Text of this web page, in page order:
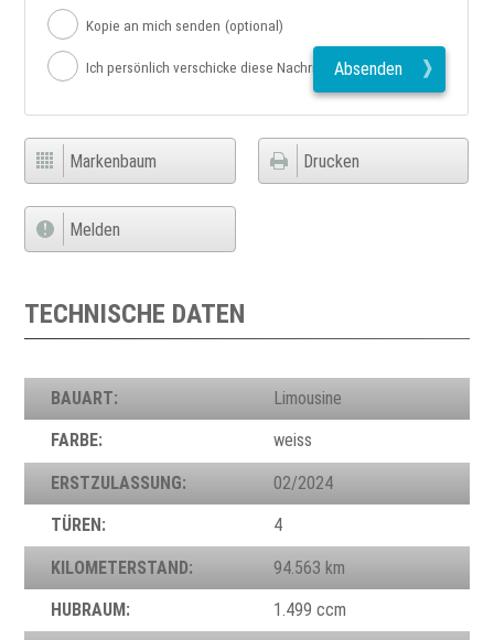
Kopie an mich senden (optional)
Ich persönlich verschicke diese Nachricht Absenden
Markenbaum Drucken
Melden
TECHNISCHE DATEN
BAUART: Limousine
FARBE: weiss
ERSTZULASSUNG: 02/2024
TÜREN: 4
KILOMETERSTAND: 94.563 km
HUBRAUM: 1.499 ccm